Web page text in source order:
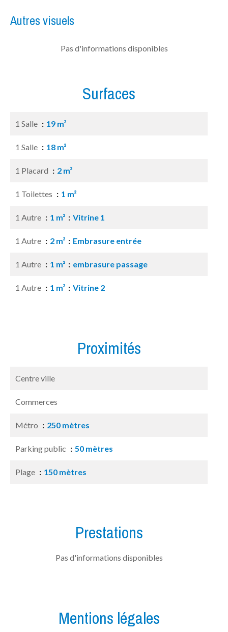
Autres visuels
Pas d'informations disponibles
Surfaces
1 Salle 19 m²
1 Salle 18 m²
1 Placard 2 m²
1 Toilettes 1 m²
1 Autre 1 m² Vitrine 1
1 Autre 2 m² Embrasure entrée
1 Autre 1 m² embrasure passage
1 Autre 1 m² Vitrine 2
Proximités
Centre ville
Commerces
Métro 250 mètres
Parking public 50 mètres
Plage 150 mètres
Prestations
Pas d'informations disponibles
Mentions légales